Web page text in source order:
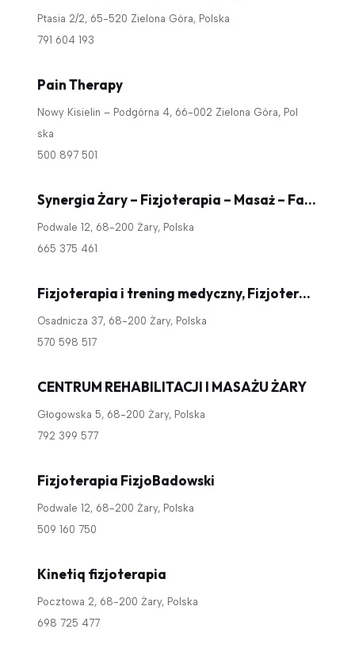
Ptasia 2/2, 65-520 Zielona Góra, Polska
791 604 193
Pain Therapy
Nowy Kisielin – Podgórna 4, 66-002 Zielona Góra, Pol
ska
500 897 501
Synergia Żary – Fizjoterapia – Masaż – Fala Uderzeniowa – Uroginekologia
Podwale 12, 68-200 Żary, Polska
665 375 461
Fizjoterapia i trening medyczny, Fizjoterapia Trening ruch to zdrowie
Osadnicza 37, 68-200 Żary, Polska
570 598 517
CENTRUM REHABILITACJI I MASAŻU ŻARY
Głogowska 5, 68-200 Żary, Polska
792 399 577
Fizjoterapia FizjoBadowski
Podwale 12, 68-200 Żary, Polska
509 160 750
Kinetiq fizjoterapia
Pocztowa 2, 68-200 Żary, Polska
698 725 477